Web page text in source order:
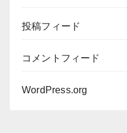
投稿フィード
コメントフィード
WordPress.org